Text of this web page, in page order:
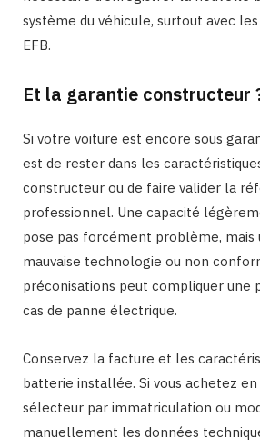
système du véhicule, surtout avec
EFB.
Et la garantie constructeur
Si votre voiture est encore sous
est de rester dans les
constructeur ou de faire valider la
professionnel. Une capacité
pose pas forcément problème, mais
mauvaise technologie ou non
préconisations peut compliquer une
cas de panne électrique.
Conservez la facture et les
batterie installée. Si vous achetez
sélecteur par immatriculation ou
manuellement les données